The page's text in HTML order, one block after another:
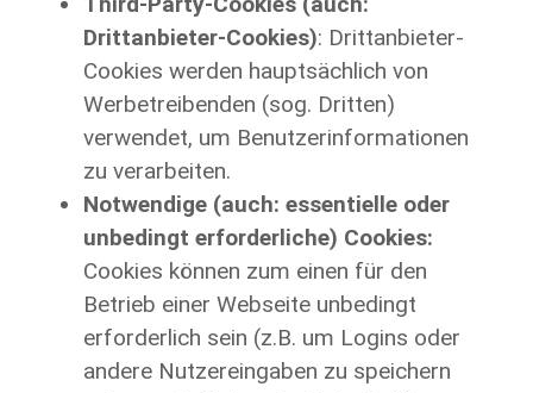
Drittanbieter-Cookies): Drittanbieter-
Cookies werden hauptsächlich von
Werbetreibenden (sog. Dritten)
verwendet, um Benutzerinformationen
zu verarbeiten.
Notwendige (auch: essentielle oder
unbedingt erforderliche) Cookies:
Cookies können zum einen für den
Betrieb einer Webseite unbedingt
erforderlich sein (z.B. um Logins oder
andere Nutzereingaben zu speichern